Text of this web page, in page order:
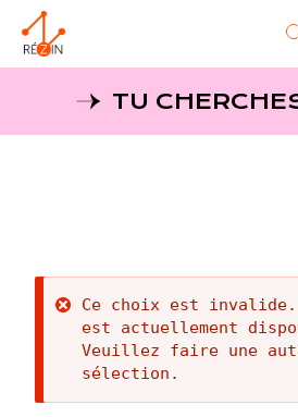
Produits
Producteurs
MagaZin
Contact
TU
Message
d'erreur
Ce choix est
est actuellement
Veuillez faire une
sélection.